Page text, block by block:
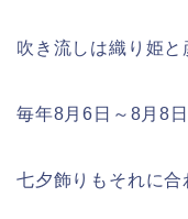
吹き流しは織り姫と
毎年8月6 日～ 8月8
七夕飾りもそれに合